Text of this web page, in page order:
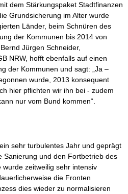
dem Stärkungspaket Stadtfinanzen
Grundsicherung im Alter wurde
Länder, beim Schnüren des
der Kommunen bis 2014 von
Jürgen Schneider,
NRW, hofft ebenfalls auf einen
der Kommunen und sagt: „Ja –
wurde, 2013 konsequent
hier pflichten wir ihn bei - zudem
nur vom Bund kommen“.
sehr turbulentes Jahr und geprägt
Sanierung und den Fortbetrieb des
zeitweilig sehr intensiv
die Fronten
dies wieder zu normalisieren